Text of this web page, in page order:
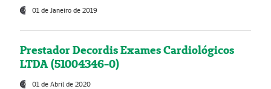
01 de Janeiro de 2019
Prestador Decordis Exames Cardiológicos
LTDA (51004346-0)
01 de Abril de 2020